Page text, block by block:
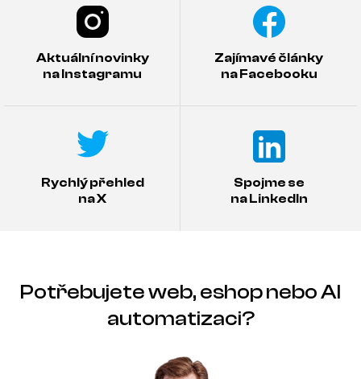
Aktuální novinky
na Instagramu
Zajímavé články
na Facebooku
Rychlý přehled
na X
Spojme se
na LinkedIn
Potřebujete web, eshop nebo AI
automatizaci?